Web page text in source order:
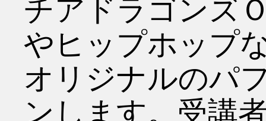
チアドラゴンズ
やヒップホップ
オリジナルのパ
ンします。受講